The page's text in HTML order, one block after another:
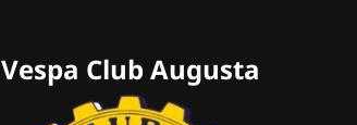
Vespa Club Augusta